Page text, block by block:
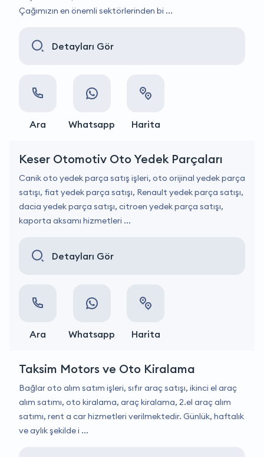
Çağımızın en önemli sektörlerinden bi ...
Detayları Gör
Ara Whatsapp Harita
Keser Otomotiv Oto Yedek Parçaları
Canik oto yedek parça satış işleri, oto orijinal yedek parça
satışı, fiat yedek parça satışı, Renault yedek parça satışı,
dacia yedek parça satışı, citroen yedek parça satışı,
kaporta aksamı hizmetleri ...
Detayları Gör
Ara Whatsapp Harita
Taksim Motors ve Oto Kiralama
Bağlar oto alım satım işleri, sıfır araç satışı, ikinci el araç
alım satımı, oto kiralama, araç kiralama, 2.el araç alım
satımı, rent a car hizmetleri verilmektedir. Günlük, haftalık
ve aylık şekilde i ...